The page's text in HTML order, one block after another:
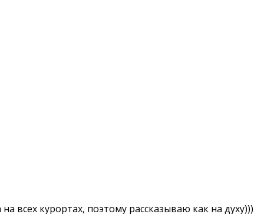
всех курортах, поэтому рассказываю как на духу)))